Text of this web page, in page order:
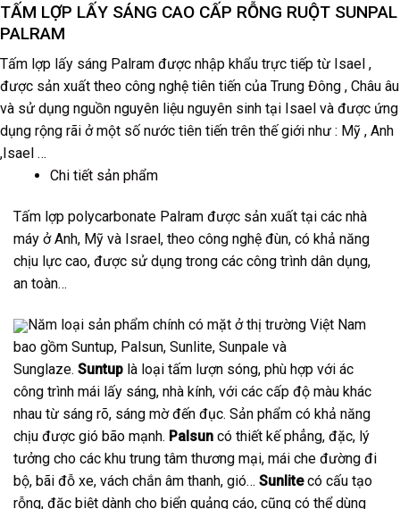
TẤM LỢP LẤY SÁNG CAO CẤP RỖNG RUỘT SUNPAL
PALRAM
Tấm lợp lấy sáng Palram được nhập khẩu trực tiếp từ Isael ,
được sản xuất theo công nghệ tiên tiến của Trung Đông , Châu âu
và sử dụng nguồn nguyên liệu nguyên sinh tại Isael và được ứng
dụng rộng rãi ở một số nước tiên tiến trên thế giới như : Mỹ , Anh
,Isael …
Chi tiết sản phẩm
Tấm lợp polycarbonate Palram được sản xuất tại các nhà
máy ở Anh, Mỹ và Israel, theo công nghệ đùn, có khả năng
chịu lực cao, được sử dụng trong các công trình dân dụng,
an toàn…
Năm loại sản phẩm chính có mặt ở thị trường Việt Nam
bao gồm Suntup, Palsun, Sunlite, Sunpale và
Sunglaze. Suntup là loại tấm lượn sóng, phù hợp với ác
công trình mái lấy sáng, nhà kính, với các cấp độ màu khác
nhau từ sáng rõ, sáng mờ đến đục. Sản phẩm có khả năng
chịu được gió bão mạnh. Palsun có thiết kế phẳng, đặc, lý
tưởng cho các khu trung tâm thương mại, mái che đường đi
bộ, bãi đỗ xe, vách chắn âm thanh, gió… Sunlitecó cấu tạo
rỗng, đặc biệt dành cho biển quảng cáo, cũng có thể dùng